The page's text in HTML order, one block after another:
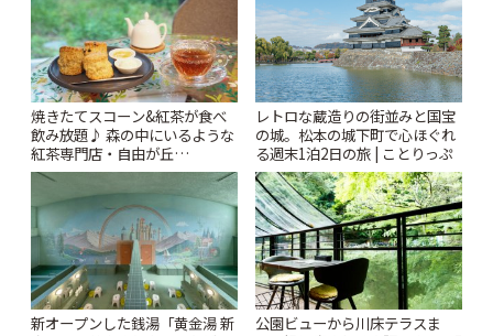
焼きたてスコーン&紅茶が食べ
飲み放題♪ 森の中にいるような
紅茶専門店・自由が丘
「YOTSUBA TEA」でのんびり
時間 | ことりっぷ
レトロな蔵造りの街並みと国宝
の城。松本の城下町で心ほぐれ
る週末1泊2日の旅 | ことりっぷ
新オープンした銭湯「黄金湯 新
公園ビューから川床テラスま